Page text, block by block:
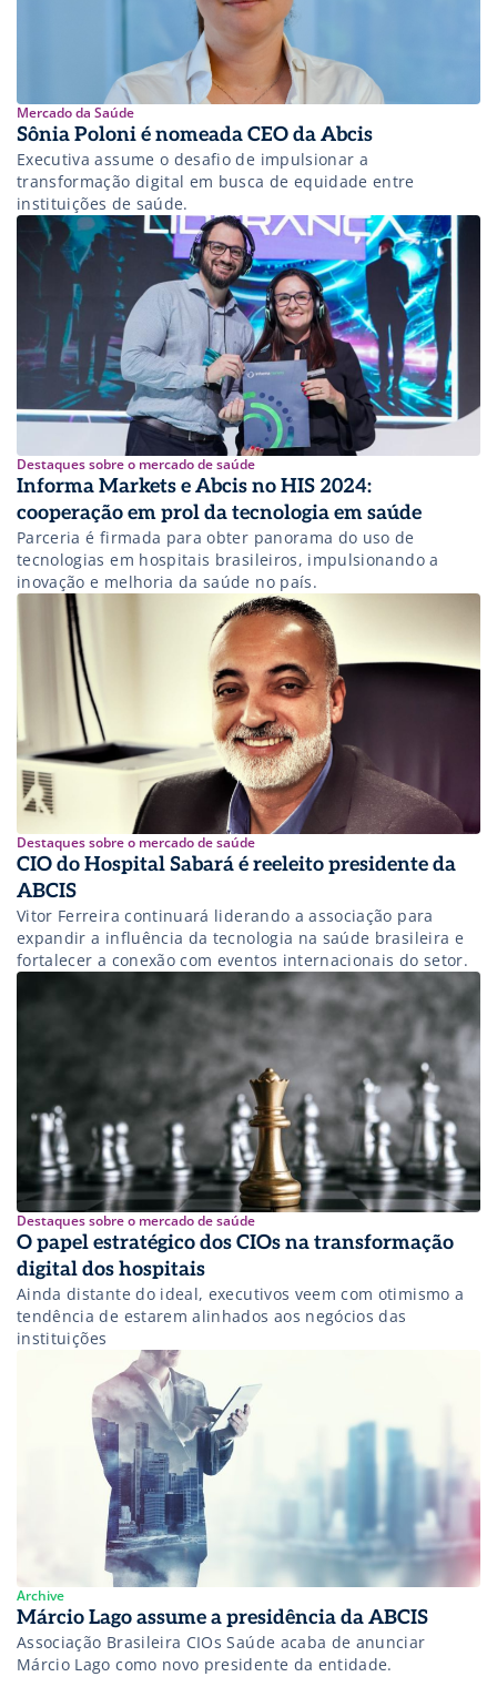
Mercado da Saúde
Sônia Poloni é nomeada CEO da Abcis
Executiva assume o desafio de impulsionar a
transformação digital em busca de equidade entre
instituições de saúde.
Destaques sobre o mercado de saúde
Informa Markets e Abcis no HIS 2024:
cooperação em prol da tecnologia em saúde
Parceria é firmada para obter panorama do uso de
tecnologias em hospitais brasileiros, impulsionando a
inovação e melhoria da saúde no país.
Destaques sobre o mercado de saúde
CIO do Hospital Sabará é reeleito presidente da
ABCIS
Vitor Ferreira continuará liderando a associação para
expandir a influência da tecnologia na saúde brasileira e
fortalecer a conexão com eventos internacionais do setor.
Destaques sobre o mercado de saúde
O papel estratégico dos CIOs na transformação
digital dos hospitais
Ainda distante do ideal, executivos veem com otimismo a
tendência de estarem alinhados aos negócios das
instituições
Archive
Márcio Lago assume a presidência da ABCIS
Associação Brasileira CIOs Saúde acaba de anunciar
Márcio Lago como novo presidente da entidade.